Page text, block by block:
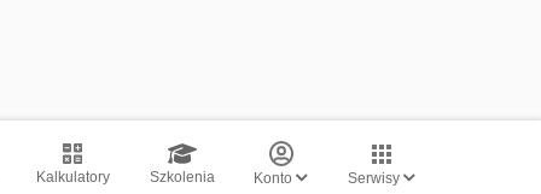
Kalkulatory Szkolenia Konto Serwisy